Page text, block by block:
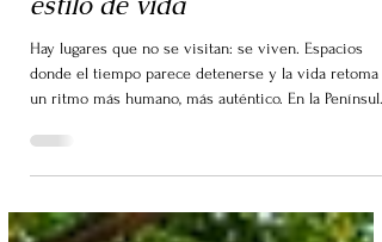
Club Entreselvas: donde la
naturaleza se convierte en
estilo de vida
donde el tiempo parece detenerse y la vida retoma
de Yucatán, entre cenotes, senderos y cielos